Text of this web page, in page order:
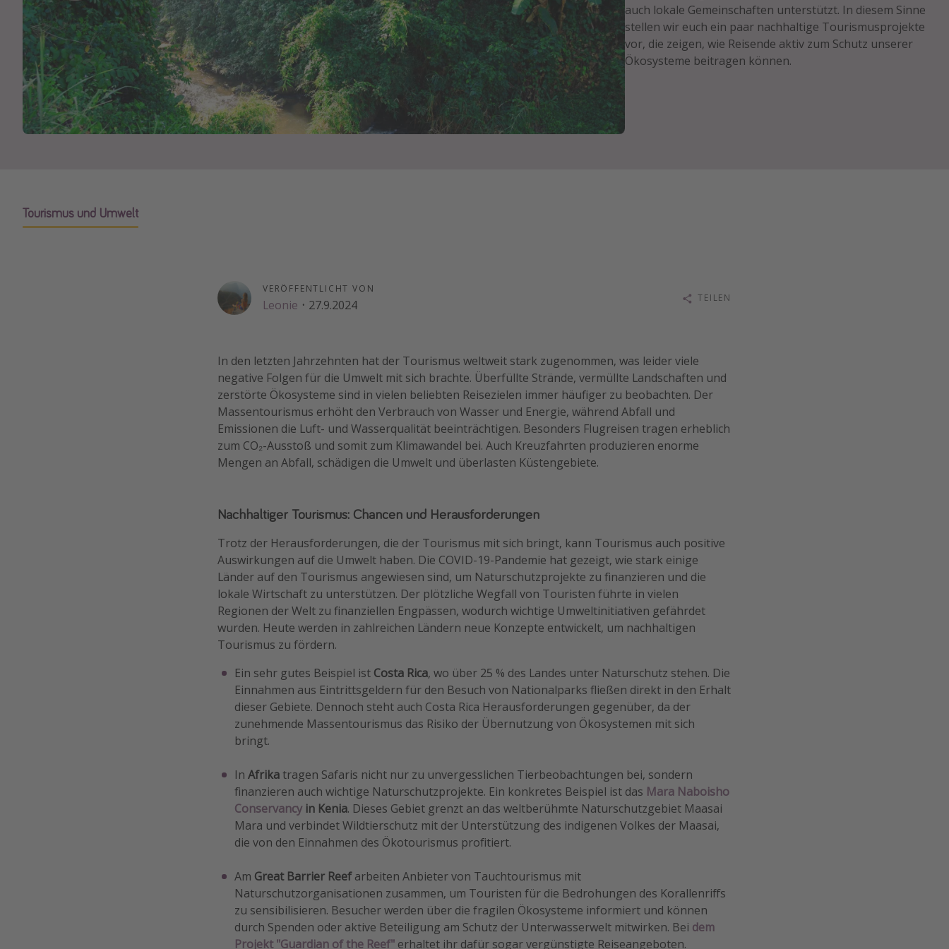
auch lokale Gemeinschaften unterstützt. In diesem Sinne
stellen wir euch ein paar nachhaltige Tourismusprojekte
vor, die zeigen, wie Reisende aktiv zum Schutz unserer
Ökosysteme beitragen können.
Tourismus und Umwelt
VERÖFFENTLICHT VON
Leonie · 27.9.2024 TEILEN
In den letzten Jahrzehnten hat der Tourismus weltweit stark zugenommen, was leider viele
negative Folgen für die Umwelt mit sich brachte. Überfüllte Strände, vermüllte Landschaften und
zerstörte Ökosysteme sind in vielen beliebten Reisezielen immer häufiger zu beobachten. Der
Massentourismus erhöht den Verbrauch von Wasser und Energie, während Abfall und
Emissionen die Luft- und Wasserqualität beeinträchtigen. Besonders Flugreisen tragen erheblich
zum CO₂-Ausstoß und somit zum Klimawandel bei. Auch Kreuzfahrten produzieren enorme
Mengen an Abfall, schädigen die Umwelt und überlasten Küstengebiete.
Nachhaltiger Tourismus: Chancen und Herausforderungen
Trotz der Herausforderungen, die der Tourismus mit sich bringt, kann Tourismus auch positive
Auswirkungen auf die Umwelt haben. Die COVID-19-Pandemie hat gezeigt, wie stark einige
Länder auf den Tourismus angewiesen sind, um Naturschutzprojekte zu finanzieren und die
lokale Wirtschaft zu unterstützen. Der plötzliche Wegfall von Touristen führte in vielen
Regionen der Welt zu finanziellen Engpässen, wodurch wichtige Umweltinitiativen gefährdet
wurden. Heute werden in zahlreichen Ländern neue Konzepte entwickelt, um nachhaltigen
Tourismus zu fördern.
Ein sehr gutes Beispiel ist Costa Rica, wo über 25 % des Landes unter Naturschutz stehen. Die
Einnahmen aus Eintrittsgeldern für den Besuch von Nationalparks fließen direkt in den Erhalt
dieser Gebiete. Dennoch steht auch Costa Rica Herausforderungen gegenüber, da der
zunehmende Massentourismus das Risiko der Übernutzung von Ökosystemen mit sich
bringt.
In Afrika tragen Safaris nicht nur zu unvergesslichen Tierbeobachtungen bei, sondern
finanzieren auch wichtige Naturschutzprojekte. Ein konkretes Beispiel ist das Mara Naboisho
Conservancy in Kenia. Dieses Gebiet grenzt an das weltberühmte Naturschutzgebiet Maasai
Mara und verbindet Wildtierschutz mit der Unterstützung des indigenen Volkes der Maasai,
die von den Einnahmen des Ökotourismus profitiert.
Am Great Barrier Reefarbeiten Anbieter von Tauchtourismus mit
Naturschutzorganisationen zusammen, um Touristen für die Bedrohungen des Korallenriffs
zu sensibilisieren. Besucher werden über die fragilen Ökosysteme informiert und können
durch Spenden oder aktive Beteiligung am Schutz der Unterwasserwelt mitwirken. Bei dem
Projekt "Guardian of the Reef" erhaltet ihr dafür sogar vergünstigte Reiseangeboten.